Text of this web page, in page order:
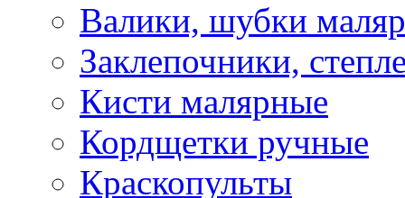
Валики, шубки
Заклепочники,
Кисти малярные
Кордщетки ручные
Краскопульты